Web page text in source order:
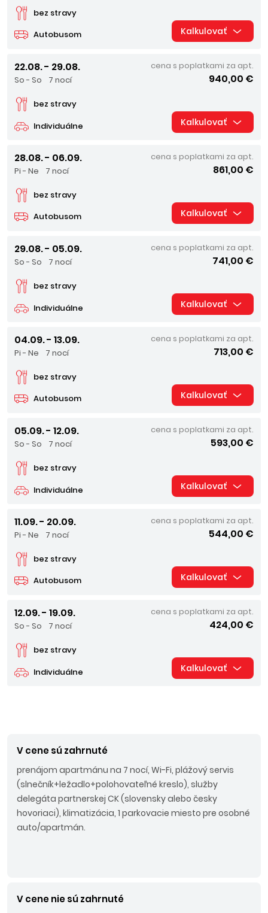
Autobusom
bez stravy
Kalkulovať
22.08. - 29.08.
So - So 7 nocí
Individuálne
bez stravy
cena s poplatkami za apt.
940,00 €
Kalkulovať
28.08. - 06.09.
Pi - Ne 7 nocí
Autobusom
bez stravy
cena s poplatkami za apt.
861,00 €
Kalkulovať
29.08. - 05.09.
So - So 7 nocí
Individuálne
bez stravy
cena s poplatkami za apt.
741,00 €
Kalkulovať
04.09. - 13.09.
Pi - Ne 7 nocí
Autobusom
bez stravy
cena s poplatkami za apt.
713,00 €
Kalkulovať
05.09. - 12.09.
So - So 7 nocí
Individuálne
bez stravy
cena s poplatkami za apt.
593,00 €
Kalkulovať
11.09. - 20.09.
Pi - Ne 7 nocí
Autobusom
bez stravy
cena s poplatkami za apt.
544,00 €
Kalkulovať
12.09. - 19.09.
So - So 7 nocí
Individuálne
bez stravy
cena s poplatkami za apt.
424,00 €
Kalkulovať
V cene sú zahrnuté
prenájom apartmánu na 7 nocí, Wi-Fi, plážový servis
(slnečník+ležadlo+polohovateľné kreslo), služby
delegáta partnerskej CK (slovensky alebo česky
hovoriaci), klimatizácia, 1 parkovacie miesto pre osobné
auto/apartmán.
V cene nie sú zahrnuté